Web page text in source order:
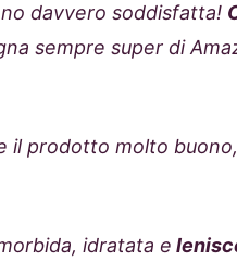
davvero soddisfatta!
sempre super di
il prodotto molto buono,
idratata e